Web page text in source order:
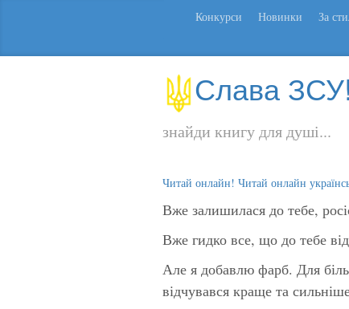
Конкурси Новинки За
Слава ЗСУ!
знайди книгу для душі...
Читай онлайн! Читай онлайн
Вже залишилася до тебе,
Вже гидко все, що до тебе
Але я добавлю фарб. Для
відчувався краще та